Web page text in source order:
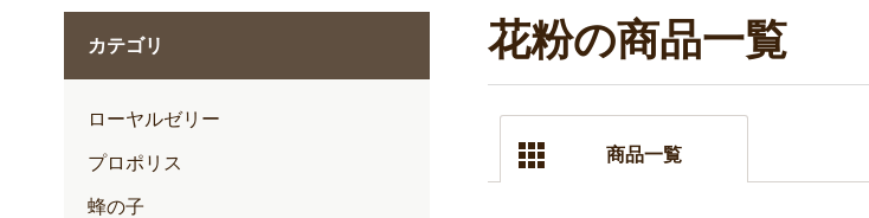
カテゴリ
ローヤルゼリー
プロポリス
蜂の子
花粉の商品一覧
商品一覧